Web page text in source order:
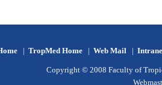
| TropMed Home | Web Mail |
Copyright © 2008 Faculty of